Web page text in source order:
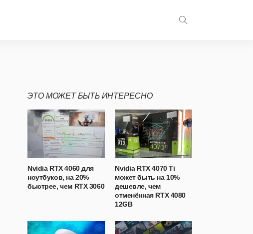
ЭТО МОЖЕТ БЫТЬ ИНТЕРЕСНО
Nvidia RTX 4060 для
ноутбуков, на 20%
быстрее, чем RTX 3060
Nvidia RTX 4070 Ti
может быть на 10%
дешевле, чем
отменённая RTX 4080
12GB